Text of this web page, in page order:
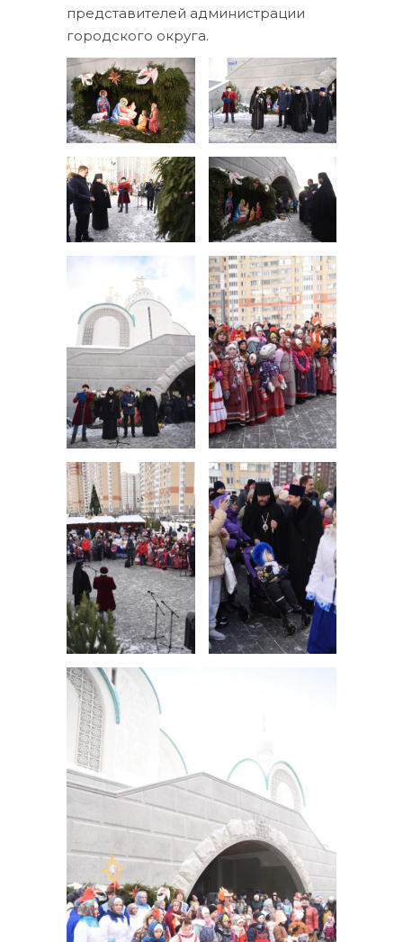
представителей администрации
городского округа.